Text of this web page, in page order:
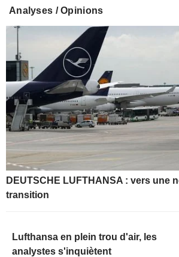
Analyses / Opinions
DEUTSCHE LUFTHANSA : vers une
transition
Lufthansa en plein trou d'air, les
analystes s'inquiètent